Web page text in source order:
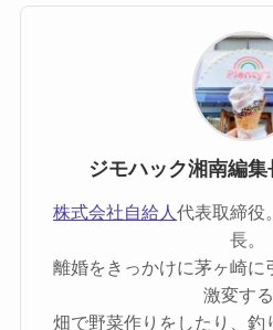
ジモハック湘南編
株式会社自給人 代表取締役
長。
離婚をきっかけに茅ヶ崎に
激変する
畑で野菜作りをしたり、釣